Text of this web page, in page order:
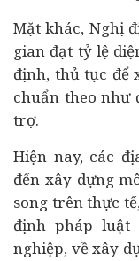
Mặt khác, Nghị
gian đạt tỷ lệ
định, thủ tục để
chuẩn theo như
trợ.
Hiện nay, các
đến xây dựng
song trên thực
định pháp luật
nghiệp, về xây